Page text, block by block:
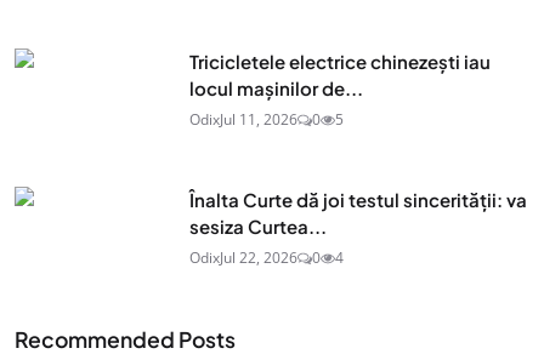
Tricicletele electrice chinezești iau
locul mașinilor de...
OdixJul 11, 2026 0 5
Înalta Curte dă joi testul sincerității: va
sesiza Curtea...
OdixJul 22, 2026 0 4
Recommended Posts